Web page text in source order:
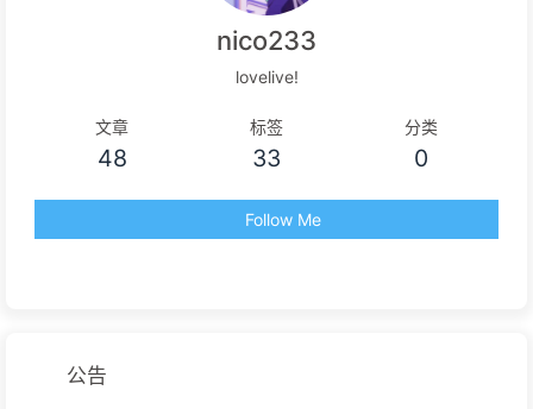
nico233
lovelive!
文章
48
标签
33
分类
0
Follow Me
公告